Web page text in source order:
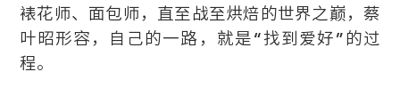
裱花师、面包师，直至战至烘焙的世界之巅，蔡
叶昭形容，自己的一路，就是“找到爱好”的过
程。